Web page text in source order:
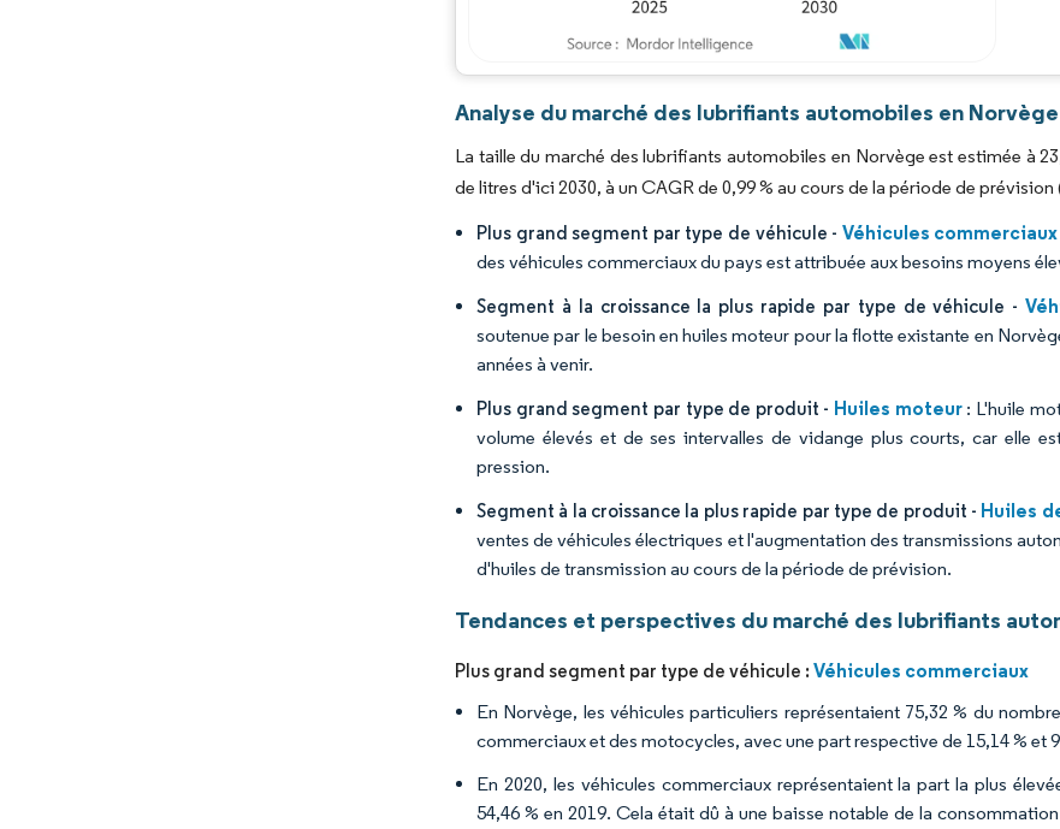
Analyse du marché des lubrifiants automobiles en
La taille du marché des lubrifiants automobiles en Norvège est estimée à
de litres d'ici 2030, à un CAGR de 0,99 % au cours de la période de prévision
Plus grand segment par type de véhicule - Véhicules commerciaux
des véhicules commerciaux du pays est attribuée aux besoins moyens
Segment à la croissance la plus rapide par type de véhicule -
soutenue par le besoin en huiles moteur pour la flotte existante en
années à venir.
Plus grand segment par type de produit - Huiles moteur: L'huile
volume élevés et de ses intervalles de vidange plus courts, car elle
pression.
Segment à la croissance la plus rapide par type de produit - Huiles
ventes de véhicules électriques et l'augmentation des transmissions
d'huiles de transmission au cours de la période de prévision.
Tendances et perspectives du marché des lubrifiants
Plus grand segment par type de véhicule :Véhicules commerciaux
En Norvège, les véhicules particuliers représentaient 75,32 % du
commerciaux et des motocycles, avec une part respective de 15,14 % et
En 2020, les véhicules commerciaux représentaient la part la plus
54,46 % en 2019. Cela était dû à une baisse notable de la